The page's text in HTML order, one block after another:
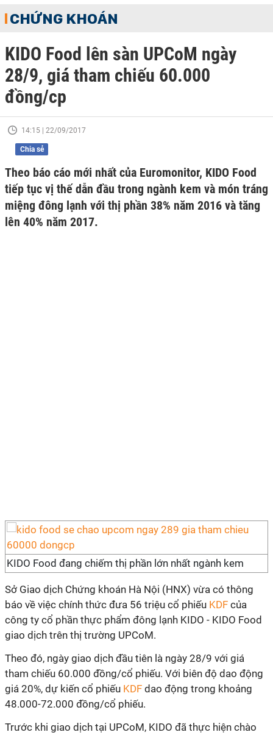
CHỨNG KHOÁN
KIDO Food lên sàn UPCoM ngày
28/9, giá tham chiếu 60.000
đồng/cp
14:15 | 22/09/2017
Chia sẻ
Theo báo cáo mới nhất của Euromonitor, KIDO Food
tiếp tục vị thế dẫn đầu trong ngành kem và món tráng
miệng đông lạnh với thị phần 38% năm 2016 và tăng
lên 40% năm 2017.
KIDO Food đang chiếm thị phần lớn nhất ngành kem
Sở Giao dịch Chứng khoán Hà Nội (HNX) vừa có thông
báo về việc chính thức đưa 56 triệu cổ phiếu KDF của
công ty cổ phần thực phẩm đông lạnh KIDO - KIDO Food
giao dịch trên thị trường UPCoM.
Theo đó, ngày giao dịch đầu tiên là ngày 28/9 với giá
tham chiếu 60.000 đồng/cổ phiếu. Với biên độ dao động
giá 20%, dự kiến cổ phiếu KDF dao động trong khoảng
48.000-72.000 đồng/cổ phiếu.
Trước khi giao dịch tại UPCoM, KIDO đã thực hiện chào